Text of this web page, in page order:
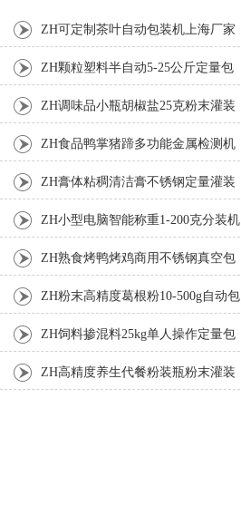
ZH可定制茶叶自动包装机上海厂家
ZH颗粒塑料半自动5-25公斤定量包
装机 ZH调味品小瓶胡椒盐25克粉末灌装
ZH食品鸭掌猪蹄多功能金属检测机
ZH膏体粘稠清洁膏不锈钢定量灌装
机厂家 ZH小型电脑智能称重1-200克分装机
ZH熟食烤鸭烤鸡商用不锈钢真空包
装机 ZH粉末高精度葛根粉10-500g自动包
装机 ZH饲料掺混料25kg单人操作定量包
装机 ZH高精度养生代餐粉装瓶粉末灌装